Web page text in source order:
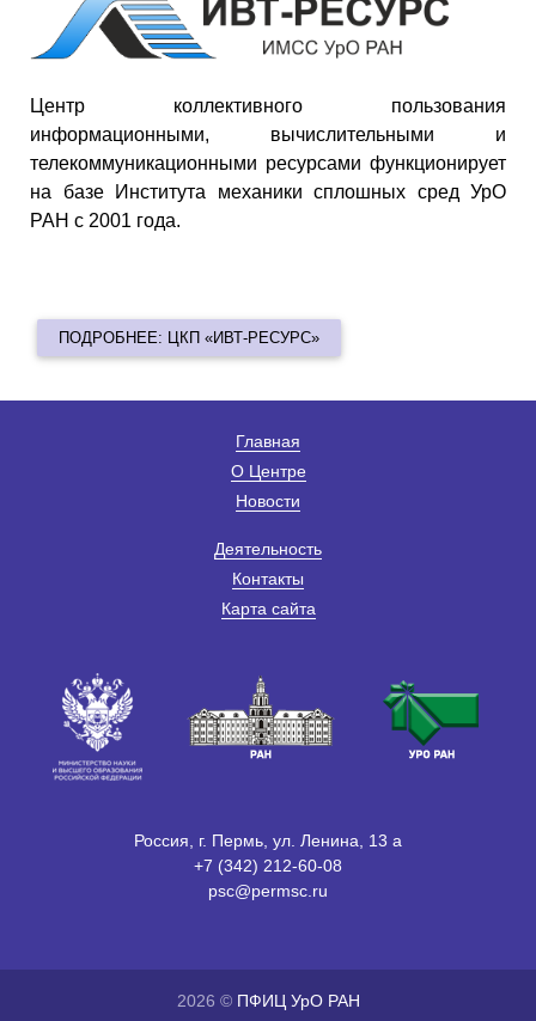
Центр коллективного пользования
информационными, вычислительными и
телекоммуникационными ресурсами функционирует
на базе Института механики сплошных сред УрО
РАН с 2001 года.
ПОДРОБНЕЕ: ЦКП «ИВТ-РЕСУРС»
Главная
О Центре
Новости
Деятельность
Контакты
Карта сайта
Россия, г. Пермь, ул. Ленина, 13 а
+7 (342) 212-60-08
psc@permsc.ru
2026 © ПФИЦ УрО РАН